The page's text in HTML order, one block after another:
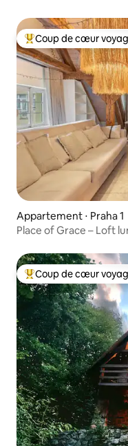
Coups de cœur
Coup de cœur
Appartement ⋅ Praha 1
Place of Grace – Loft
Coups de cœur
Coup de cœur